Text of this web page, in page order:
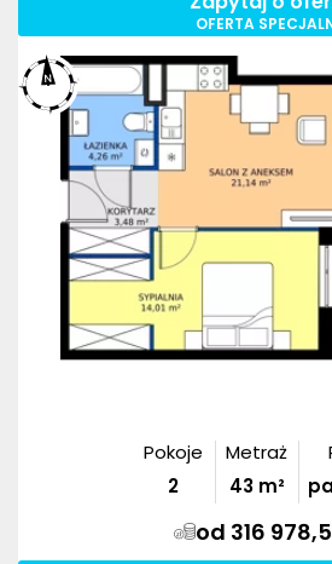
OFERTA
Pokoje
2
Metraż
43m²
od 316